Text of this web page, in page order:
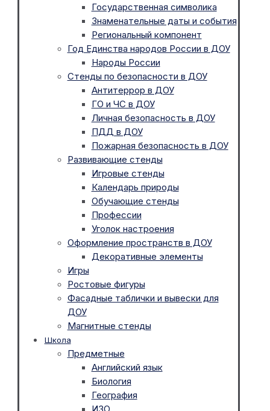
Государственная символика
Знаменательные даты и события
Региональный компонент
Год Единства народов России в ДОУ
Народы России
Стенды по безопасности в ДОУ
Антитеррор в ДОУ
ГО и ЧС в ДОУ
Личная безопасность в ДОУ
ПДД в ДОУ
Пожарная безопасность в ДОУ
Развивающие стенды
Игровые стенды
Календарь природы
Обучающие стенды
Профессии
Уголок настроения
Оформление пространств в ДОУ
Декоративные элементы
Игры
Ростовые фигуры
Фасадные таблички и вывески для
ДОУ
Магнитные стенды
Школа
Предметные
Английский язык
Биология
География